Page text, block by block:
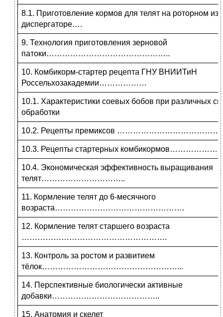
8.1. Приготовление кормов для телят на роторном
диспергаторе….
9. Технология приготовления зерновой
патоки………………………………………..
10. Комбикорм-стартер рецепта ГНУ ВНИИТиН
Россельхозакадемии………………
10.1. Характеристики соевых бобов при различных
обработки
10.2. Рецепты премиксов
10.3. Рецепты стартерных
10.4. Экономическая эффективность выращивания
телят…………………………..
11. Кормление телят до 6-месячного
возраста………………………………………….
12. Кормление телят старшего возраста
……………………………………………….
13. Контроль за ростом и развитием
тёлок……………………………………………...
14. Перспективные биологически активные
добавки…………………………………..
15. Анатомия и скелет